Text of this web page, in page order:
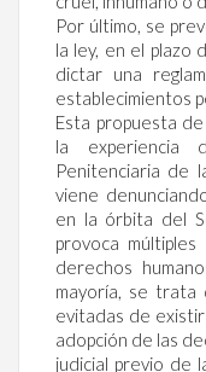
Por último, se
la ley, en el plazo
dictar una
establecimientos
Esta propuesta
la experiencia
Penitenciaria de
viene
en la órbita del
provoca
derechos
mayoría, se trata
evitadas de
adopción de las
judicial previo de